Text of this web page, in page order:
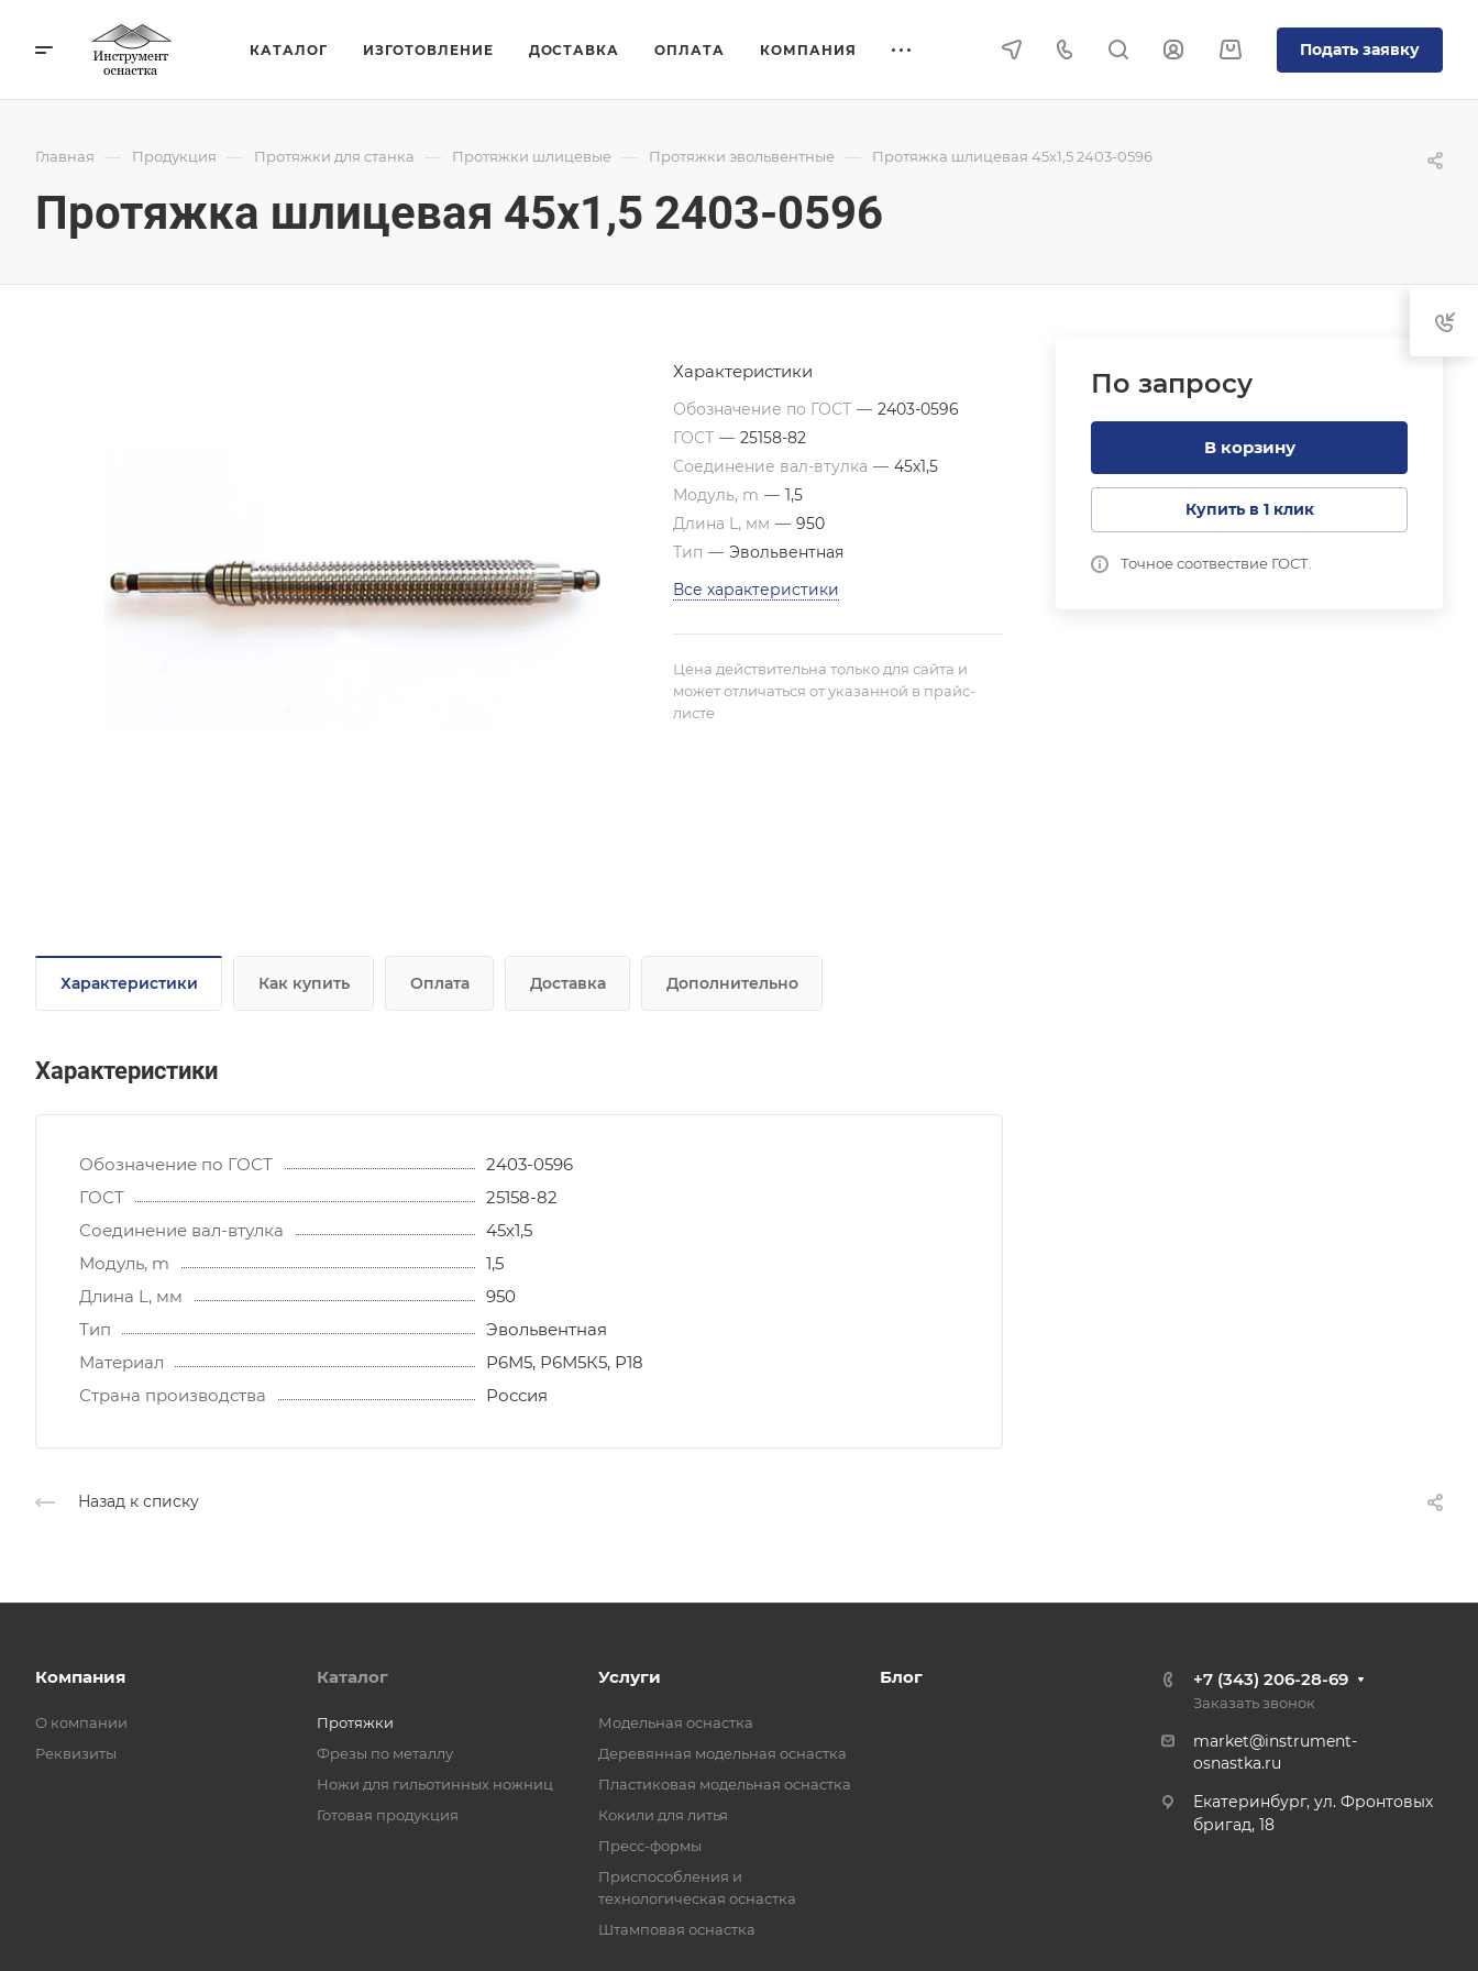
КАТАЛОГ ИЗГОТОВЛЕНИЕ ДОСТАВКА ОПЛАТА КОМПАНИЯ Подать заявку
Главная — Продукция — Протяжки для станка — Протяжки шлицевые — Протяжки эвольвентные — Протяжка шлицевая 45x1,5 2403-0596
Протяжка шлицевая 45x1,5 2403-0596
По запросу
В корзину
Купить в 1 клик
Точное соотвествие ГОСТ.
Характеристики
Обозначение по ГОСТ — 2403-0596
ГОСТ — 25158-82
Соединение вал-втулка — 45х1,5
Модуль, m — 1,5
Длина L, мм — 950
Тип — Эвольвентная
Все характеристики
Цена действительна только для сайта и
может отличаться от указанной в прайс-
листе
Характеристики Как купить Оплата Доставка Дополнительно
Характеристики
Обозначение по ГОСТ
2403-0596
ГОСТ
25158-82
Соединение вал-втулка
45х1,5
Модуль, m
1,5
Длина L, мм
950
Тип
Эвольвентная
Материал
Р6М5, Р6М5К5, Р18
Страна производства
Россия
Назад к списку
Компания
О компании
Реквизиты
Каталог
Протяжки
Фрезы по металлу
Ножи для гильотинных ножниц
Готовая продукция
Услуги
Модельная оснастка
Деревянная модельная оснастка
Пластиковая модельная оснастка
Кокили для литья
Пресс-формы
Приспособления и
технологическая оснастка
Штамповая оснастка
Блог +7 (343) 206-28-69
Заказать звонок
market@instrument-
osnastka.ru
Екатеринбург, ул. Фронтовых
бригад, 18